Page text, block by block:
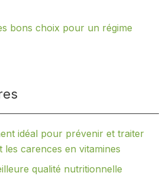
bons choix pour un régime
idéal pour prévenir et traiter
les carences en vitamines
qualité nutritionnelle